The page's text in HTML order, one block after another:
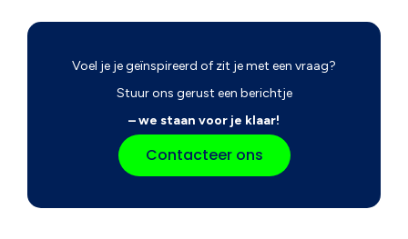
Voel je je geïnspireerd of zit je met een vraag?
Stuur ons gerust een berichtje
– we staan voor je klaar!
Contacteer ons